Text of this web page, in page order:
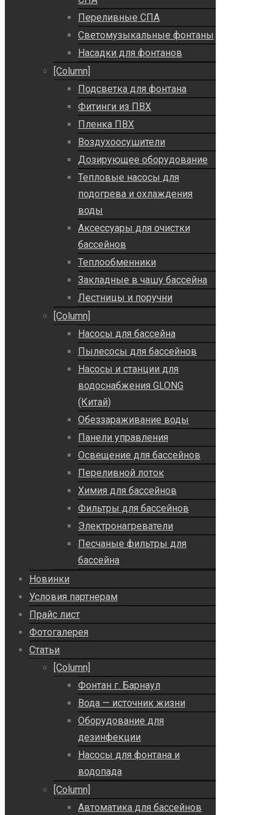
Переливные СПА
Светомузыкальные фонтаны
Насадки для фонтанов
[Column]
Подсветка для фонтана
Фитинги из ПВХ
Пленка ПВХ
Воздухоосушители
Дозирующее оборудование
Тепловые насосы для
подогрева и охлаждения
воды
Аксессуары для очистки
бассейнов
Теплообменники
Закладные в чашу бассейна
Лестницы и поручни
[Column]
Насосы для бассейна
Пылесосы для бассейнов
Насосы и станции для
водоснабжения GLONG
(Китай)
Обеззараживание воды
Панели управления
Освещение для бассейнов
Переливной лоток
Химия для бассейнов
Фильтры для бассейнов
Электронагреватели
Песчаные фильтры для
бассейна
Новинки
Условия партнерам
Прайс лист
Фотогалерея
Статьи
[Column]
Фонтан г. Барнаул
Вода — источник жизни
Оборудование для
дезинфекции
Насосы для фонтана и
водопада
[Column]
Автоматика для бассейнов